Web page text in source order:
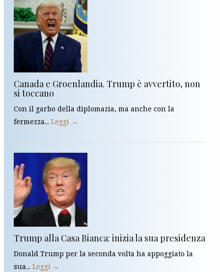
Canada e Groenlandia. Trump è avvertito, non
si toccano
Con il garbo della diplomazia, ma anche con la
fermezza... Leggi →
Trump alla Casa Bianca: inizia la sua presidenza
Donald Trump per la seconda volta ha appoggiato la
sua... Leggi →